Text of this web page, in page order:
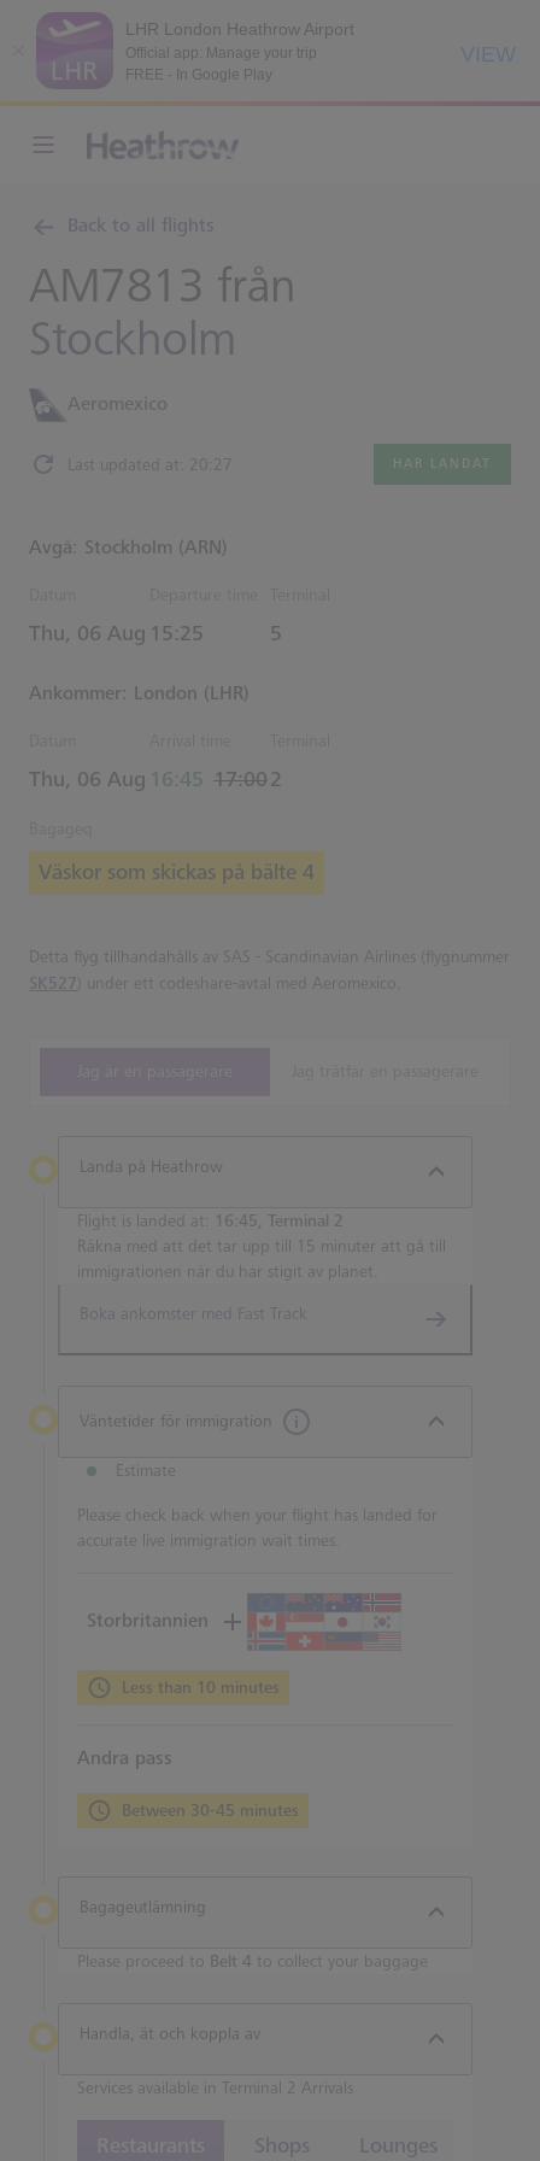
LHR London Heathrow Airport
Official app: Manage your trip
FREE - In Google Play
VIEW
Back to all flights
AM7813 från
Stockholm
Aeromexico
Last updated at: 20:27 HAR LANDAT
Avgå: Stockholm (ARN)
Thu, 06 Aug Estimated Tid
15:25 5
Ankommer: London (LHR)
Thu, 06 Aug actual Tid
16:45
Estimated Tid
17:002
Väskor som skickas på bälte 4
Detta flyg tillhandahålls av SAS - Scandinavian Airlines (flygnummer
SK527) under ett codeshare-avtal med Aeromexico.
Landa på Heathrow
Flight is landed at:
16:45, Terminal 2
Räkna med att det tar upp till 15 minuter att gå till
immigrationen när du har stigit av planet.
Boka ankomster med Fast Track
Väntetider för immigration
Estimate
Please check back when your flight has landed for
accurate live immigration wait times.
Storbritannien
Less than 10 minutes
Andra pass
Between 30-45 minutes
Bagageutlämning
Please proceed to Belt 4 to collect your baggage
Handla, ät och koppla av
Services available in Terminal 2 Arrivals
Shops Lounges